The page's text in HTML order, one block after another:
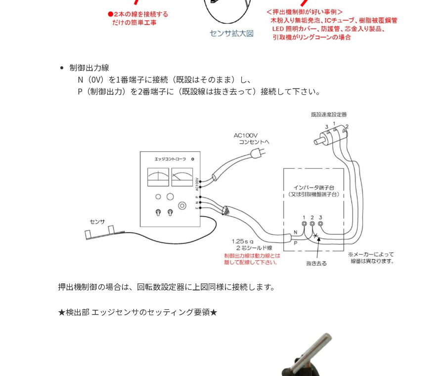
制御出力線
N（0V）を1番端子に接続（既設はそのまま）し、
P（制御出力）を2番端子に（既設線は抜き去って）接続して下さい。
押出機制御の場合は、回転数設定器に上図同様に接続します。
★検出部 エッジセンサのセッティング要領★